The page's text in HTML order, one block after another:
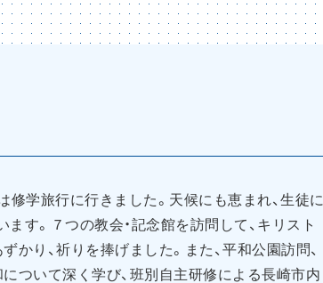
修学旅行に行きました。天候にも恵まれ、生徒に
す。７つの教会・記念館を訪問して、キリスト
り、祈りを捧げました。また、平和公園訪問、
ついて深く学び、班別自主研修による長崎市内